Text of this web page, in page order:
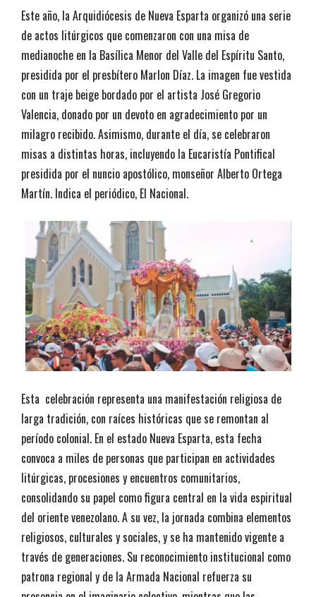
Este año, la Arquidiócesis de Nueva Esparta organizó una serie
de actos litúrgicos que comenzaron con una misa de
medianoche en la Basílica Menor del Valle del Espíritu Santo,
presidida por el presbítero Marlon Díaz. La imagen fue vestida
con un traje beige bordado por el artista José Gregorio
Valencia, donado por un devoto en agradecimiento por un
milagro recibido. Asimismo, durante el día, se celebraron
misas a distintas horas, incluyendo la Eucaristía Pontifical
presidida por el nuncio apostólico, monseñor Alberto Ortega
Martín. Indica el periódico, El Nacional.
Esta celebración representa una manifestación religiosa de
larga tradición, con raíces históricas que se remontan al
período colonial. En el estado Nueva Esparta, esta fecha
convoca a miles de personas que participan en actividades
litúrgicas, procesiones y encuentros comunitarios,
consolidando su papel como figura central en la vida espiritual
del oriente venezolano. A su vez, la jornada combina elementos
religiosos, culturales y sociales, y se ha mantenido vigente a
través de generaciones. Su reconocimiento institucional como
patrona regional y de la Armada Nacional refuerza su